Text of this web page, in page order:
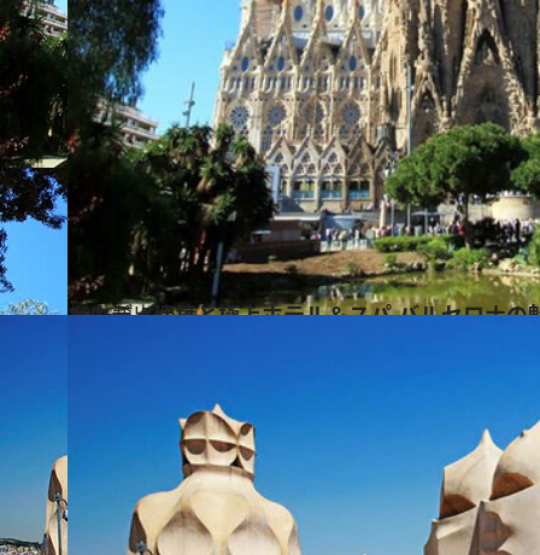
2015.5.5
ガウディ建築と極上ホテル＆スパ バルセロナの
旅＆お出かけ